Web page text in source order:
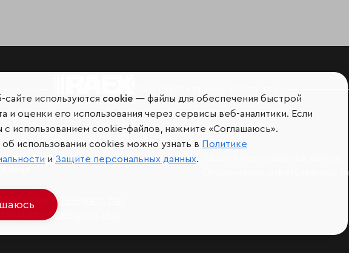
сетях и
–
–Telegram
Ограничение ответственности
сайте используются cookie — файлы для обеспечения быстрой
и оценки его использования через сервисы веб-аналитики. Если
с использованием cookie-файлов, нажмите «Соглашаюсь».
использовании cookies можно узнать в Политике
и Защите персональных данных.